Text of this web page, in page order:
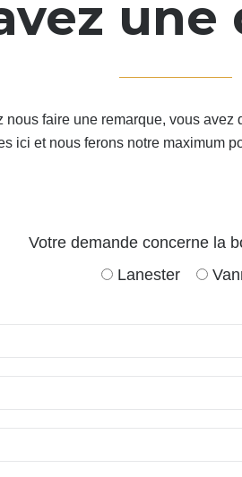
nous faire une remarque, vous
ici et nous ferons notre maximum
Votre demande concerne la
Lanester